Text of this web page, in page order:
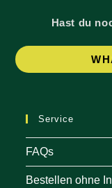
Hast du
Service
FAQs
Bestellen ohne